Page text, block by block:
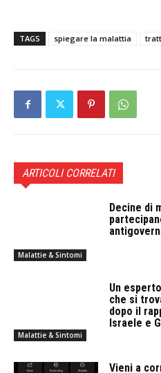
TAGS spiegare la malattia
ARTICOLI CORRELATI
Malattie & Sintomi
Decine di
Malattie & Sintomi
Un
che si
dopo il
Israele e
Vieni a